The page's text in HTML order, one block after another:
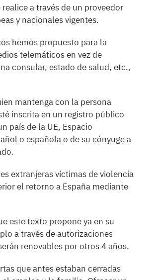
a través de un proveedor
y nacionales vigentes.
hemos propuesto para la
telemáticos en vez de
consular, estado de salud, etc.,
mantenga con la persona
inscrita en un registro público
país de la UE, Espacio
o española o de su cónyuge a
extranjeras víctimas de violencia
el retorno a España mediante
este texto propone ya en su
a través de autorizaciones
renovables por otros 4 años.
que antes estaban cerradas